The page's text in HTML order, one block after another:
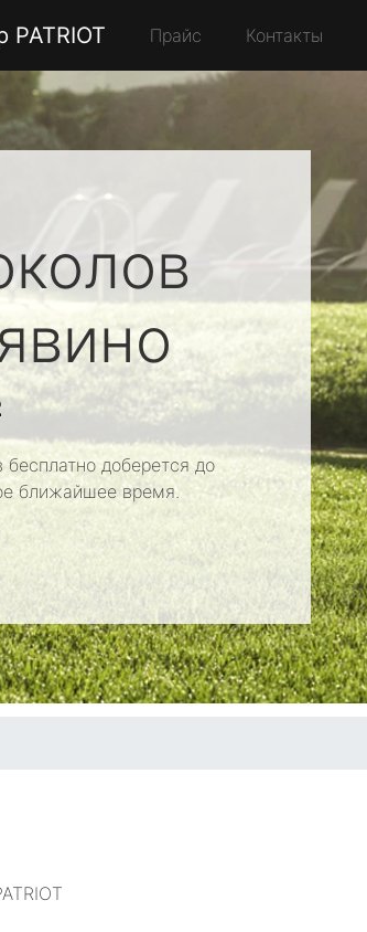
PATRIOT Прайс Контакты
доберется до
ближайшее время.